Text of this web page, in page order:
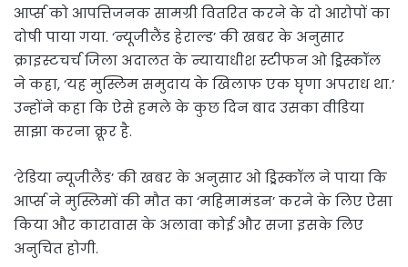
आर्प्स को आपत्तिजनक सामग्री वितरित करने के दो आरोपों का
दोषी पाया गया. ‘न्यूजीलैंड हेराल्ड’ की खबर के अनुसार
क्राइस्टचर्च जिला अदालत के न्यायाधीश स्टीफन ओ ड्र्रिस्कॉल
ने कहा, ‘यह मुस्लिम समुदाय के खिलाफ एक घृणा अपराध था.’
उन्होंने कहा कि ऐसे हमले के कुछ दिन बाद उसका वीडिया
साझा करना क्रूर है.
‘रेडिया न्यूजीलैंड’ की खबर के अनुसार ओ ड्र्रिस्कॉल ने पाया कि
आर्प्स ने मुस्लिमों की मौत का ‘महिमामंडन’ करने के लिए ऐसा
किया और कारावास के अलावा कोई और सजा इसके लिए
अनुचित होगी.